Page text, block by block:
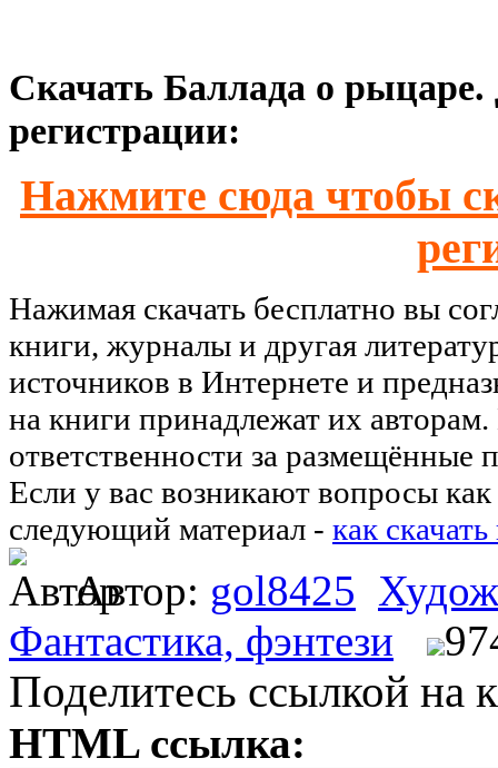
Скачать Баллада о рыцаре.
регистрации:
Нажмите сюда чтобы
Нажимая скачать бесплатно вы
книги, журналы и другая
источников в Интернете и
на книги принадлежат их
ответственности за размещённые
Если у вас возникают вопросы как
следующий материал - как
Автор: gol8425
Фантастика, фэнтези
Поделитесь ссылкой на
HTML ссылка: